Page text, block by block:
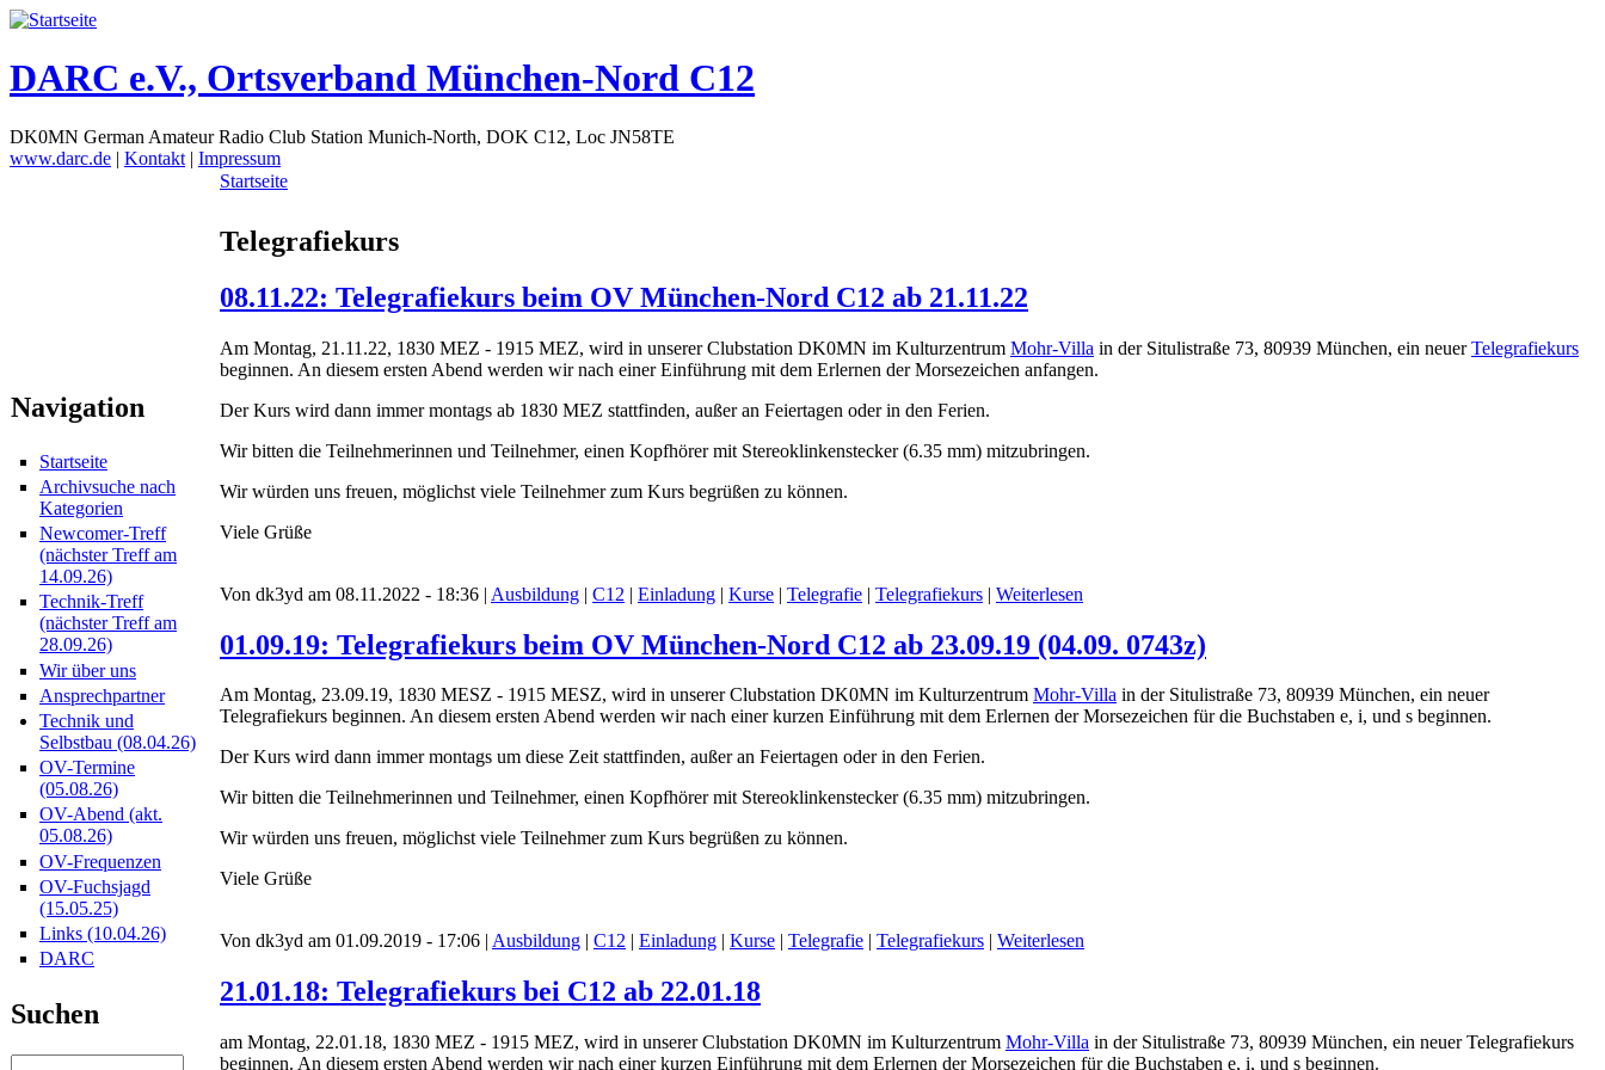
DARC e.V., Ortsverband München-Nord C12
DK0MN German Amateur Radio Club Station Munich-North, DOK C12, Loc JN58TE
www.darc.de | Kontakt | Impressum
Navigation
Startseite
Archivsuche nach
Kategorien
Newcomer-Treff
(nächster Treff am
14.09.26)
Technik-Treff
(nächster Treff am
28.09.26)
Wir über uns
Ansprechpartner
Technik und
Selbstbau (08.04.26)
OV-Termine
(05.08.26)
OV-Abend (akt.
05.08.26)
OV-Frequenzen
OV-Fuchsjagd
(15.05.25)
Links (10.04.26)
DARC
Suchen
Startseite
Telegrafiekurs
08.11.22: Telegrafiekurs beim OV München-Nord C12 ab 21.11.22
Am Montag, 21.11.22, 1830 MEZ - 1915 MEZ, wird in unserer Clubstation DK0MN im Kulturzentrum Mohr-Villa in der Situlistraße 73, 80939 München, ein neuerTelegrafiekurs
beginnen. An diesem ersten Abend werden wir nach einer Einführung mit dem Erlernen der Morsezeichen anfangen.
Der Kurs wird dann immer montags ab 1830 MEZ stattfinden, außer an Feiertagen oder in den Ferien.
Wir bitten die Teilnehmerinnen und Teilnehmer, einen Kopfhörer mit Stereoklinkenstecker (6.35 mm) mitzubringen.
Wir würden uns freuen, möglichst viele Teilnehmer zum Kurs begrüßen zu können.
Viele Grüße
Von dk3yd am 08.11.2022 - 18:36 | Ausbildung | C12 | Einladung | Kurse | Telegrafie | Telegrafiekurs | Weiterlesen
01.09.19: Telegrafiekurs beim OV München-Nord C12 ab 23.09.19 (04.09. 0743z)
Am Montag, 23.09.19, 1830 MESZ - 1915 MESZ, wird in unserer Clubstation DK0MN im Kulturzentrum Mohr-Villa in der Situlistraße 73, 80939 München, ein neuer
Telegrafiekurs beginnen. An diesem ersten Abend werden wir nach einer kurzen Einführung mit dem Erlernen der Morsezeichen für die Buchstaben e, i, und s beginnen.
Der Kurs wird dann immer montags um diese Zeit stattfinden, außer an Feiertagen oder in den Ferien.
Wir bitten die Teilnehmerinnen und Teilnehmer, einen Kopfhörer mit Stereoklinkenstecker (6.35 mm) mitzubringen.
Wir würden uns freuen, möglichst viele Teilnehmer zum Kurs begrüßen zu können.
Viele Grüße
Von dk3yd am 01.09.2019 - 17:06 | Ausbildung | C12 | Einladung | Kurse | Telegrafie | Telegrafiekurs | Weiterlesen
21.01.18: Telegrafiekurs bei C12 ab 22.01.18
am Montag, 22.01.18, 1830 MEZ - 1915 MEZ, wird in unserer Clubstation DK0MN im Kulturzentrum Mohr-Villa in der Situlistraße 73, 80939 München, ein neuer Telegrafiekurs
beginnen. An diesem ersten Abend werden wir nach einer kurzen Einführung mit dem Erlernen der Morsezeichen für die Buchstaben e, i, und s beginnen.